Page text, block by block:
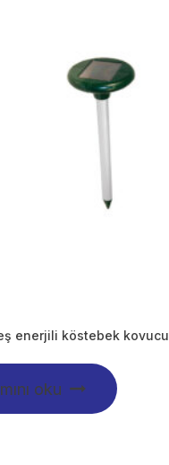
enerjili köstebek kovucu
oku